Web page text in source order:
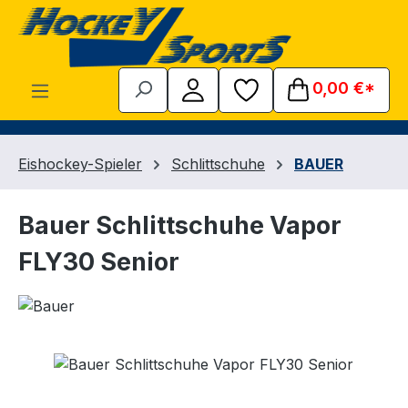
Zum Hauptinhalt springen
0,00 €*
Eishockey-Spieler Schlittschuhe BAUER
Bauer Schlittschuhe Vapor
FLY30 Senior
Bildergalerie überspringen